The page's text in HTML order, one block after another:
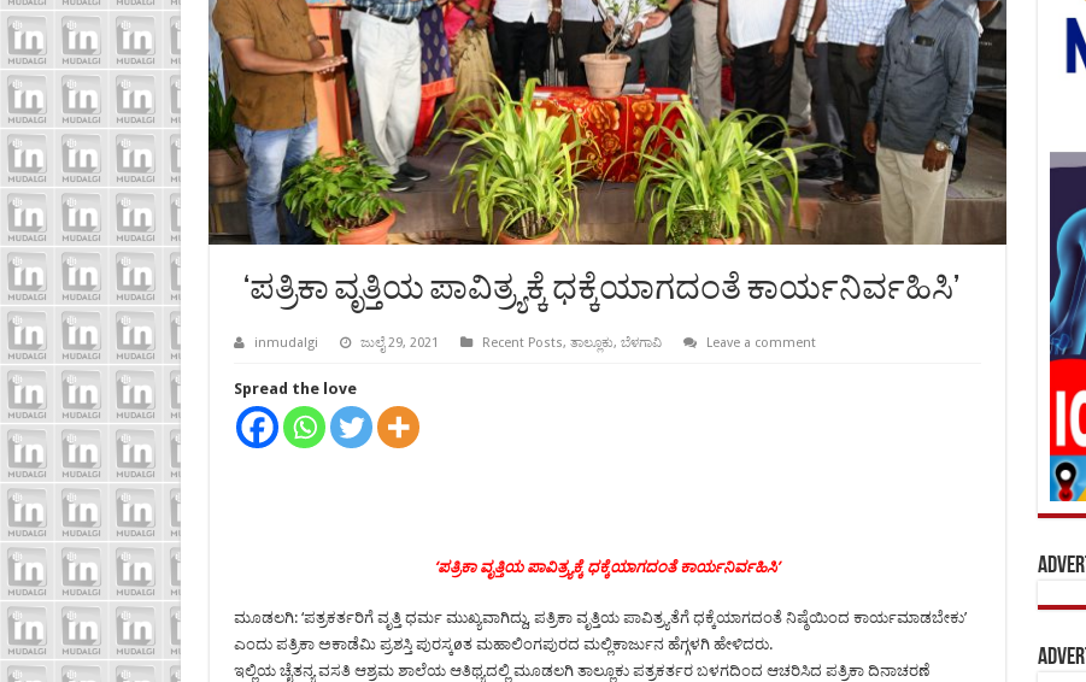
‘ಪತ್ರಿಕಾ ವೃತ್ತಿಯ ಪಾವಿತ್ರ್ಯಕ್ಕೆ ಧಕ್ಕೆಯಾಗದಂತೆ ಕಾರ್ಯನಿರ್ವಹಿಸಿ’
inmudalgi ಜುಲೈ 29, 2021 Recent Posts, ತಾಲ್ಲೂಕು, ಬೆಳಗಾವಿ Leave a comment
Spread the love
‘ಪತ್ರಿಕಾ ವೃತ್ತಿಯ ಪಾವಿತ್ರ್ಯಕ್ಕೆ ಧಕ್ಕೆಯಾಗದಂತೆ ಕಾರ್ಯನಿರ್ವಹಿಸಿ’
ಮೂಡಲಗಿ: ‘ಪತ್ರಕರ್ತರಿಗೆ ವೃತ್ತಿ ಧರ್ಮ ಮುಖ್ಯವಾಗಿದ್ದು, ಪತ್ರಿಕಾ ವೃತ್ತಿಯ ಪಾವಿತ್ರ್ಯತೆಗೆ ಧಕ್ಕೆಯಾಗದಂತೆ ನಿಷ್ಠೆಯಿಂದ ಕಾರ್ಯಮಾಡಬೇಕು’
ಎಂದು ಪತ್ರಿಕಾ ಅಕಾಡೆಮಿ ಪ್ರಶಸ್ತಿ ಪುರಸ್ಕøತ ಮಹಾಲಿಂಗಪುರದ ಮಲ್ಲಿಕಾರ್ಜುನ ಹೆಗ್ಗಳಗಿ ಹೇಳಿದರು.
ಇಲ್ಲಿಯ ಚೈತನ್ಯ ವಸತಿ ಆಶ್ರಮ ಶಾಲೆಯ ಆತಿಥ್ಯದಲ್ಲಿ ಮೂಡಲಗಿ ತಾಲ್ಲೂಕು ಪತ್ರಕರ್ತರ ಬಳಗದಿಂದ ಆಚರಿಸಿದ ಪತ್ರಿಕಾ ದಿನಾಚರಣೆ